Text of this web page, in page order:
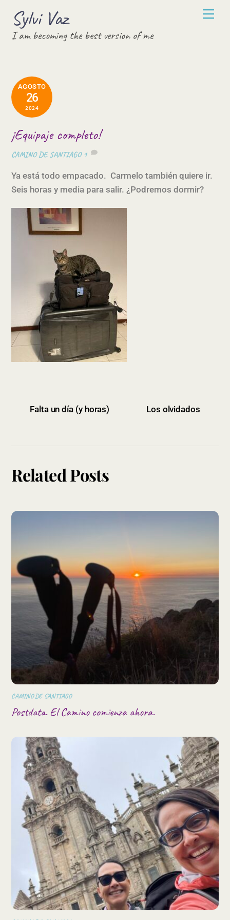
content
Sylvi Vaz
I am becoming the best version of me
AGOSTO
26
2024
¡Equipaje completo!
CAMINO DE SANTIAGO 1
Ya está todo empacado. Carmelo también quiere ir.
Seis horas y media para salir. ¿Podremos dormir?
Falta un día (y horas) Los olvidados
Related Posts
CAMINO DE SANTIAGO
Postdata. El Camino comienza ahora.